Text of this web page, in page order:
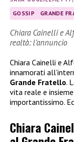
GOSSIP GRANDE
Chiara Cainelli e
realtà: l’annuncio
Chiara Cainelli e
innamorati
Grande Fratello.
vita reale e
importantissimo.
Chiara